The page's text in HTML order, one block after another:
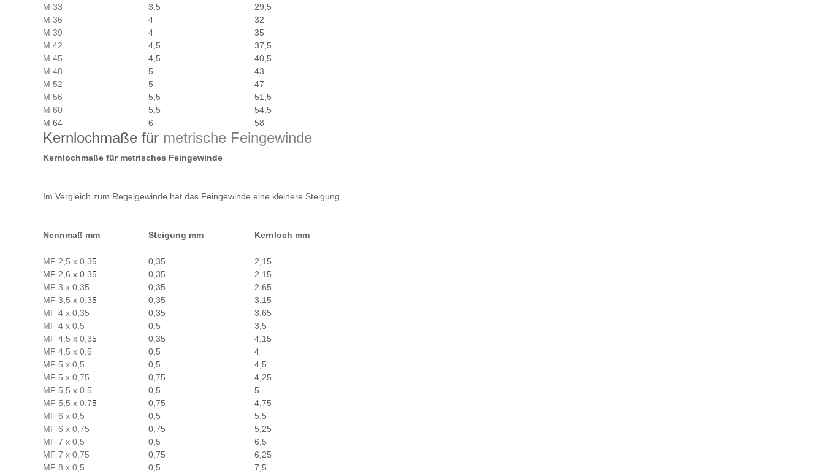
M 33
3,5
29,5
M 36
4
32
M 39
4
35
M 42
4,5
37,5
M 45
4,5
40,5
M 48
5
43
M 52
5
47
M 56
5,5
51,5
M 60
5,5
54,5
M 64
6 58
Kernlochmaße für metrische Feingewinde
Kernlochmaße für metrisches Feingewinde
Im Vergleich zum Regelgewinde hat das Feingewinde eine kleinere Steigung.
Nennmaß mm Steigung mm Kernloch mm
MF 2,5 x 0,35 0,35
2,15
MF 2,6 x 0,35 0,35
2,15
MF 3 x 0,35
0,35
2,65
MF 3,5 x 0,35 0,35
3,15
MF 4 x 0,35
0,35
3,65
MF 4 x 0,5
0,5
3,5
MF 4,5 x 0,35 0,35
4,15
MF 4,5 x 0,5
0,5
4
MF 5 x 0,5
0,5
4,5
MF 5 x 0,75
0,75
4,25
MF 5,5 x 0,5
0,5
5
MF 5,5 x 0,75 0,75
4,75
MF 6 x 0,5
0,5
5,5
MF 6 x 0,75
0,75
5,25
MF 7 x 0,5
0,5
6,5
MF 7 x 0,75
0,75
6,25
MF 8 x 0,5
0,5
7,5